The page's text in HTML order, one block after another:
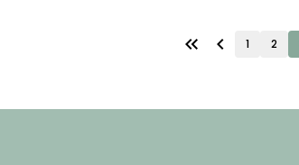
keyboard_double_arrow_left chevron_left 1 2